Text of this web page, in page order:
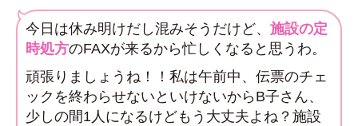
今日は休み明けだし混みそうだけど、 施設の定
時処方のFAXが来るから忙しくなると思うわ。
頑張りましょうね！！私は午前中、伝票のチェ
ックを終わらせないといけないからB子さん、
少しの間1人になるけどもう大丈夫よね？施設